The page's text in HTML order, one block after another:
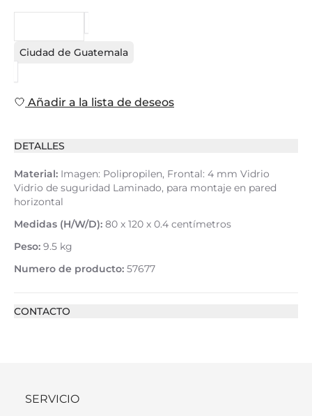
Ciudad de Guatemala
Añadir a la lista de deseos
DETALLES
Material: Imagen: Polipropilen, Frontal: 4 mm Vidrio
Vidrio de suguridad Laminado, para montaje en pared
horizontal
Medidas (H/W/D): 80 x 120 x 0.4 centímetros
Peso: 9.5 kg
Numero de producto: 57677
CONTACTO
SERVICIO